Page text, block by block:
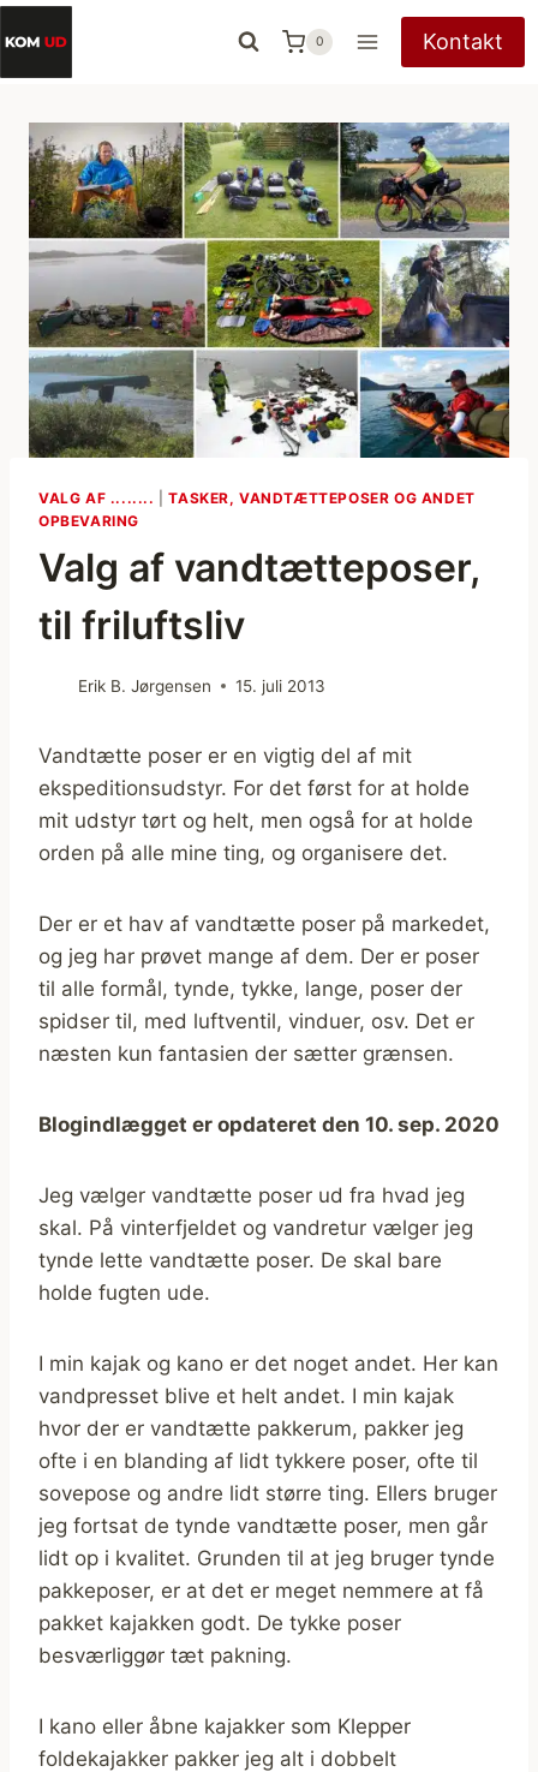
Fortsæt
til
indhold
0 Kontakt
VALG AF ........ |TASKER, VANDTÆTTEPOSER OG ANDET
OPBEVARING
Valg af vandtætteposer,
til friluftsliv
Erik B. Jørgensen 15. juli 2013
Vandtætte poser er en vigtig del af mit
ekspeditionsudstyr. For det først for at holde
mit udstyr tørt og helt, men også for at holde
orden på alle mine ting, og organisere det.
Der er et hav af vandtætte poser på markedet,
og jeg har prøvet mange af dem. Der er poser
til alle formål, tynde, tykke, lange, poser der
spidser til, med luftventil, vinduer, osv. Det er
næsten kun fantasien der sætter grænsen.
Blogindlægget er opdateret den 10. sep. 2020
Jeg vælger vandtætte poser ud fra hvad jeg
skal. På vinterfjeldet og vandretur vælger jeg
tynde lette vandtætte poser. De skal bare
holde fugten ude.
I min kajak og kano er det noget andet. Her kan
vandpresset blive et helt andet. I min kajak
hvor der er vandtætte pakkerum, pakker jeg
ofte i en blanding af lidt tykkere poser, ofte til
sovepose og andre lidt større ting. Ellers bruger
jeg fortsat de tynde vandtætte poser, men går
lidt op i kvalitet. Grunden til at jeg bruger tynde
pakkeposer, er at det er meget nemmere at få
pakket kajakken godt. De tykke poser
besværliggør tæt pakning.
I kano eller åbne kajakker som Klepper
foldekajakker pakker jeg alt i dobbelt